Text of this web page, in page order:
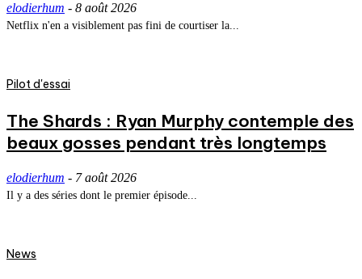
elodierhum - 8 août 2026
Netflix n'en a visiblement pas fini de courtiser la...
Pilot d'essai
The Shards : Ryan Murphy contemple des
beaux gosses pendant très longtemps
elodierhum - 7 août 2026
Il y a des séries dont le premier épisode...
News